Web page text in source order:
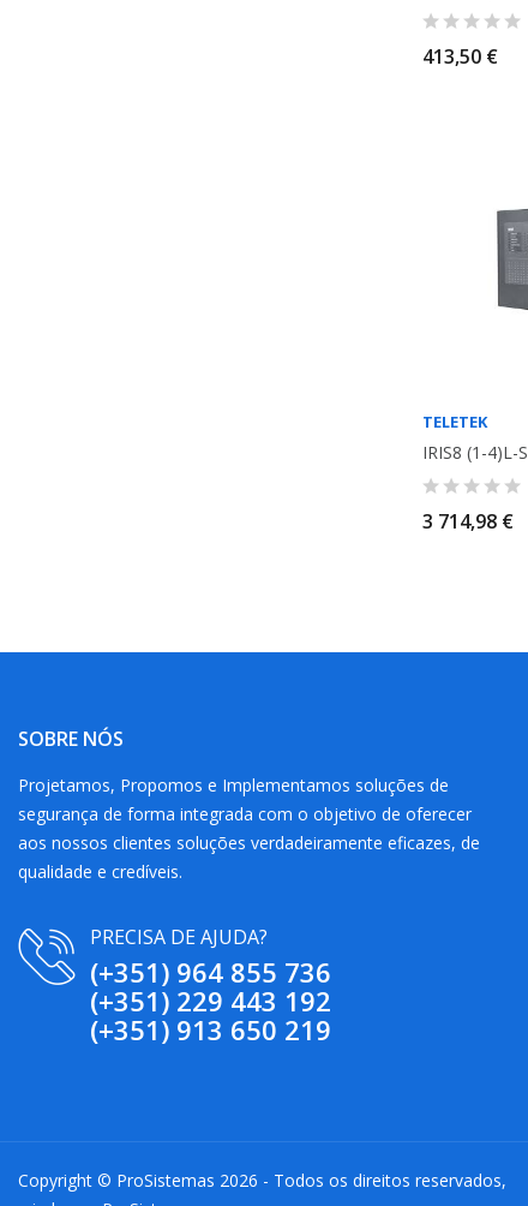
413,50 €
TELETEK
IRIS8 (1-4)L-S
3 714,98 €
SOBRE NÓS
Projetamos, Propomos e Implementamos soluções de
segurança de forma integrada com o objetivo de oferecer
aos nossos clientes soluções verdadeiramente eficazes, de
qualidade e credíveis.
PRECISA DE AJUDA?
(+351) 964 855 736
(+351) 229 443 192
(+351) 913 650 219
Copyright © ProSistemas 2026 - Todos os direitos reservados,